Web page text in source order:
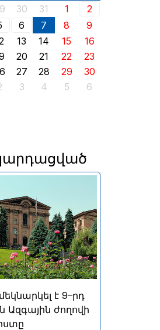
30 31 1
2
6 7 8
9
13 14 15
16
20 21 22
23
27 28 29
30
3 4 5 6
է սկսել
հունիսի 7-ին
հերթական
ընտրությունների
ձևավորված
9-րդ գումարման
ժողովի առաջին
նիստը
է 9–րդ
Ազգային ժողովի